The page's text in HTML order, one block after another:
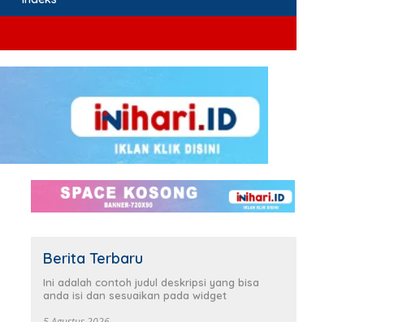
Berita Terbaru
Ini adalah contoh judul deskripsi yang bisa
anda isi dan sesuaikan pada widget